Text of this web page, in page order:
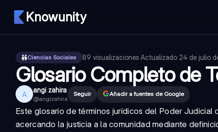
Knowunity
Ciencias Sociales 89 visualizaciones·Actualizado 24 de julio
Glosario Completo de
A angi zahira
@angizahira
Seguir Añadir a fuentes de Google
Este glosario de términos jurídicos del Poder
acercando la justicia a la comunidad mediante